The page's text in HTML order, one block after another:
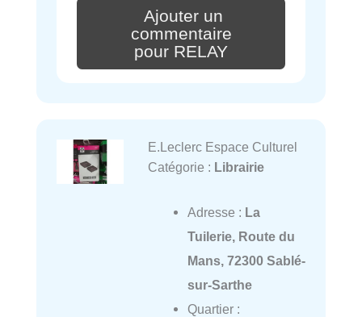
Ajouter un
commentaire
pour RELAY
E.Leclerc Espace Culturel
Catégorie : Librairie
Adresse : La
Tuilerie, Route du
Mans, 72300 Sablé-
sur-Sarthe
Quartier :